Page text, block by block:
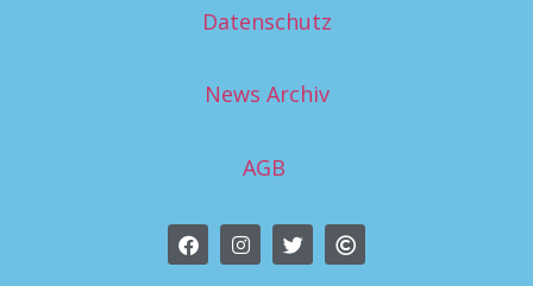
Datenschutz
News Archiv
AGB